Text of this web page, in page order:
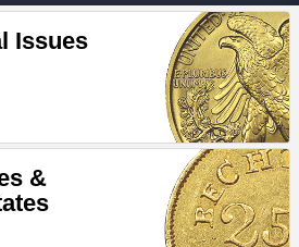
Issues
&